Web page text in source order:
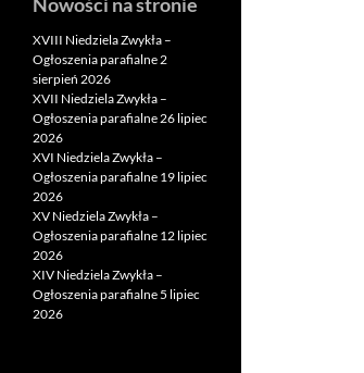
XVIII Niedziela Zwykła –
Ogłoszenia parafialne 2
sierpień 2026
XVII Niedziela Zwykła –
Ogłoszenia parafialne 26 lipiec
2026
XVI Niedziela Zwykła –
Ogłoszenia parafialne 19 lipiec
2026
XV Niedziela Zwykła –
Ogłoszenia parafialne 12 lipiec
2026
XIV Niedziela Zwykła –
Ogłoszenia parafialne 5 lipiec
2026